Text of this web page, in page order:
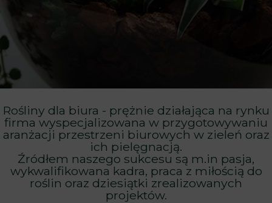
Rośliny dla biura - prężnie działająca na rynku
firma wyspecjalizowana w przygotowywaniu
aranżacji przestrzeni biurowych w zieleń oraz
ich pielęgnacją.
Źródłem naszego sukcesu są m.in pasja,
wykwalifikowana kadra, praca z miłością do
roślin oraz dziesiątki zrealizowanych
projektów.